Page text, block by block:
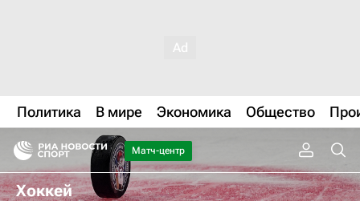
Политика В мире Экономика Общество
Матч-центр
Хоккей